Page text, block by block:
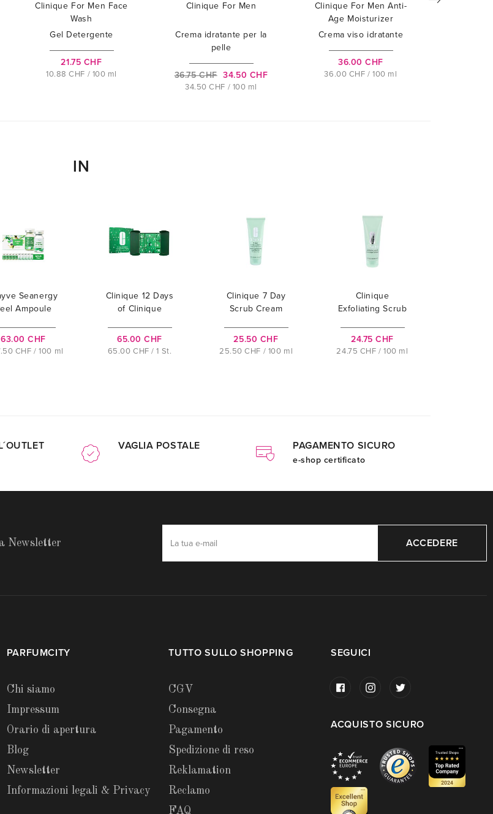
Clinique For Men Face
Wash
Gel Detergente
21.75 CHF
10.88 CHF / 100 ml
Clinique For Men
Crema idratante per la
pelle
36.75 CHF 34.50 CHF
34.50 CHF / 100 ml
Clinique For Men Anti-
Age Moisturizer
Crema viso idratante
36.00 CHF
36.00 CHF / 100 ml
IN
Seanergy
Ampoule
63.00 CHF
CHF / 100 ml
Clinique 12 Days
of Clinique
65.00 CHF
65.00 CHF / 1 St.
Clinique 7 Day
Scrub Cream
25.50 CHF
25.50 CHF / 100 ml
Clinique
Exfoliating Scrub
24.75 CHF
24.75 CHF / 100 ml
VAGLIA POSTALE PAGAMENTO SICURO
e-shop certificato
Newsletter ACCEDERE
PARFUMCITY
Chi siamo
Impressum
Orario di apertura
Blog
Newsletter
Informazioni legali & Privacy
TUTTO SULLO SHOPPING
CGV
Consegna
Pagamento
Spedizione di reso
Reklamation
Reclamo
FAQ
SEGUICI
ACQUISTO SICURO